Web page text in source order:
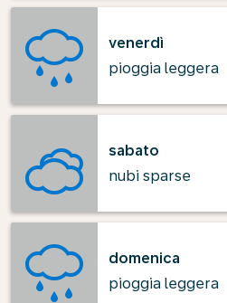
venerdì
pioggia leggera
sabato
nubi sparse
domenica
pioggia leggera